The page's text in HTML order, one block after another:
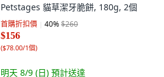
Petstages 貓草潔牙脆餅, 180g, 2個
首購折扣價 40%$260
$156
($78.00/1個)
明天 8/9 (日) 預計送達